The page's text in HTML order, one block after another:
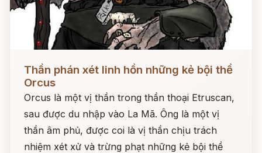
Đọc ngay
Thần phán xét linh hồn những kẻ bội thề
Orcus
Orcus là một vị thần trong thần thoại Etruscan,
sau được du nhập vào La Mã. Ông là một vị
thần âm phủ, được coi là vị thần chịu trách
nhiệm xét xử và trừng phạt những kẻ bội thề